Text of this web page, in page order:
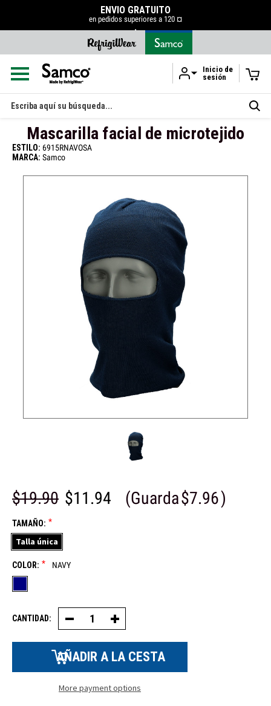
Ir al contenido principal
50 % DE DESCUENTO EN LA LIQUIDACIÓN
COMPRAR AHORA
Inicio de
sesión
Buscar
en
Mascarilla facial de microtejido
ESTILO: 6915RNAVOSA
MARCA: Samco
$19.90 $11.94 (Guarda$7.96)
TAMAÑO: *
Talla única
COLOR: * NAVY
CANTIDAD: Disminuir
la
cantidad
de
mascarillas
de
Aumentar
la
cantidad
mascarillas
de
More payment options